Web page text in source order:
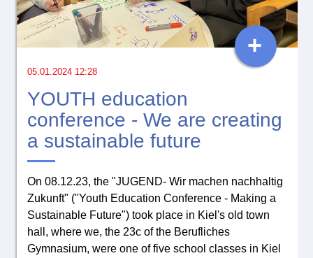
05.01.2024 12:28
YOUTH education
conference - We are creating
a sustainable future
On 08.12.23, the "JUGEND- Wir machen nachhaltig
Zukunft" ("Youth Education Conference - Making a
Sustainable Future") took place in Kiel's old town
hall, where we, the 23c of the Berufliches
Gymnasium, were one of five school classes in Kiel
+